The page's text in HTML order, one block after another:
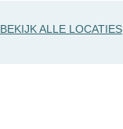
BEKIJK ALLE LOCATIES